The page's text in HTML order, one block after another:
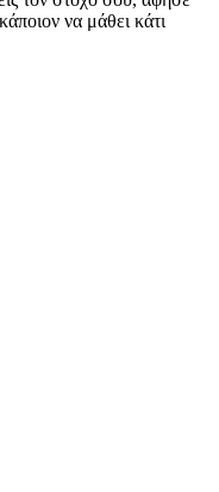
να μάθει κάτι